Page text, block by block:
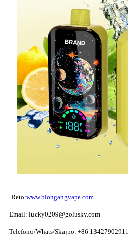
Reto:www.blongangvape.com
Email: lucky0209@golusky.com
Telefono/Whats/Skajpo: +86 13427902911